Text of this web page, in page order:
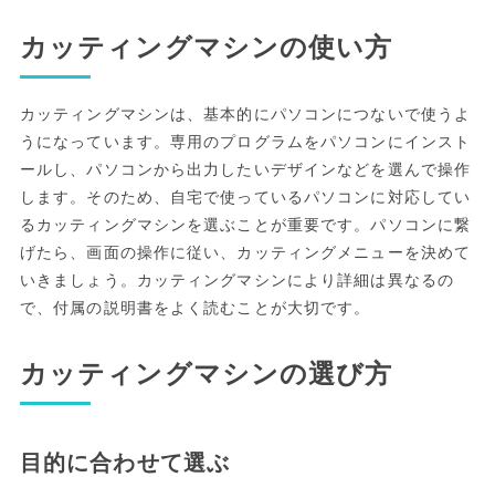
カッティングマシンの使い方
カッティングマシンは、基本的にパソコンにつないで使うよ
うになっています。専用のプログラムをパソコンにインスト
ールし、パソコンから出力したいデザインなどを選んで操作
します。そのため、自宅で使っているパソコンに対応してい
るカッティングマシンを選ぶことが重要です。パソコンに繋
げたら、画面の操作に従い、カッティングメニューを決めて
いきましょう。カッティングマシンにより詳細は異なるの
で、付属の説明書をよく読むことが大切です。
カッティングマシンの選び方
目的に合わせて選ぶ